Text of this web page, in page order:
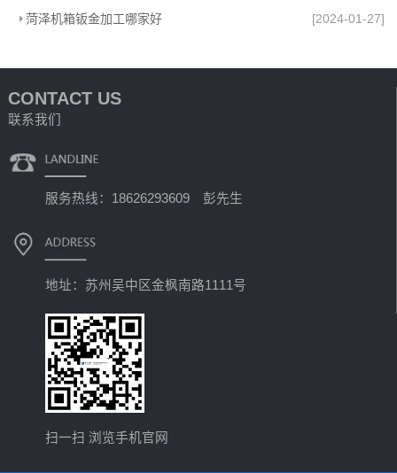
菏泽机箱钣金加工哪家好
[2024-01-27]
CONTACT US
联系我们
服务热线：18626293609 彭先生
地址：苏州吴中区金枫南路1111号
扫一扫 浏览手机官网